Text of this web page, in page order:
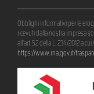
Obblighi informativi per le
ricevuti dalla nostra impresa
all’art. 52 della L. 234/2012 a
https://www.rna.gov.it/